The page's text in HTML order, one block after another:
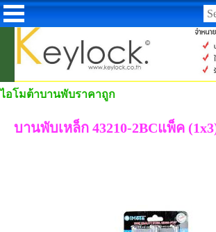
ไอโมต้าบานพับราคาถูก
บานพับเหล็ก 43210-2BCแพ็ค